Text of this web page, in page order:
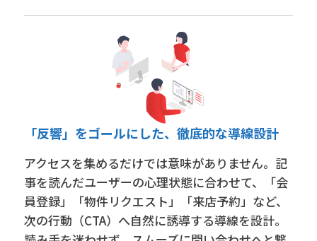
「反響」をゴールにした、徹底的な導線設計
アクセスを集めるだけでは意味がありません。記
事を読んだユーザーの心理状態に合わせて、「会
員登録」「物件リクエスト」「来店予約」など、
次の行動（CTA）へ自然に誘導する導線を設計。